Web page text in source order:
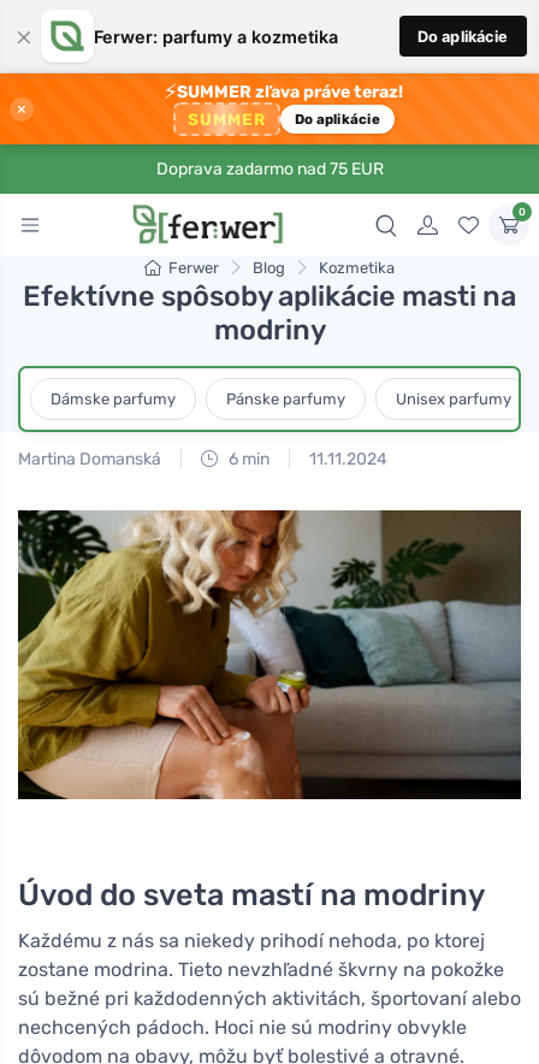
× Ferwer: parfumy a kozmetika Do aplikácie
×
⚡SUMMER zľava práve teraz!
SUMMER Do aplikácie
Doprava zadarmo nad 75 EUR
0
Ferwer Blog Kozmetika
Efektívne spôsoby aplikácie masti na
modriny
Dámske parfumy Pánske parfumy Unisex parfumy
Martina Domanská 6 min 11.11.2024
Úvod do sveta mastí na modriny
Každému z nás sa niekedy prihodí nehoda, po ktorej
zostane modrina. Tieto nevzhľadné škvrny na pokožke
sú bežné pri každodenných aktivitách, športovaní alebo
nechcených pádoch. Hoci nie sú modriny obvykle
dôvodom na obavy, môžu byť bolestivé a otravné.